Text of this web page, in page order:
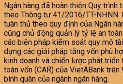
Ngân hàng đã hoàn thiện Quy trình
theo Thông tư 41/2016/TT-NHNN.
tuân thủ theo quy định của Ngân
cũng chủ động quản lý tỷ lệ an
các biện pháp kiểm soát quy mô
dựng các giải pháp tăng vốn phù
kinh doanh và chiến lược phát
toàn vốn (CAR) của VietABank
bình quân của ngành ngân hàng.